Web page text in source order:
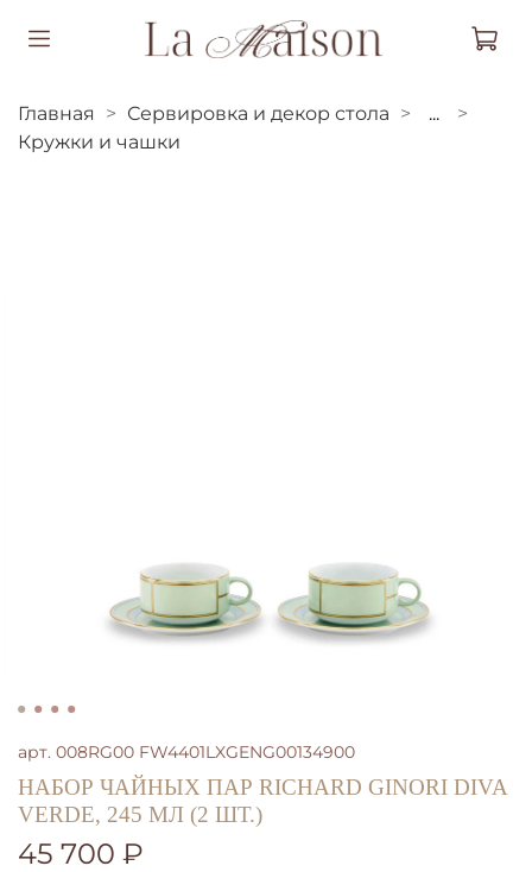
Главная Сервировка и декор стола
...
Кружки и чашки
арт. 008RG00 FW4401LXGENG00134900
НАБОР ЧАЙНЫХ ПАР RICHARD GINORI DIVA
VERDE, 245 МЛ (2 ШТ.)
45 700 ₽